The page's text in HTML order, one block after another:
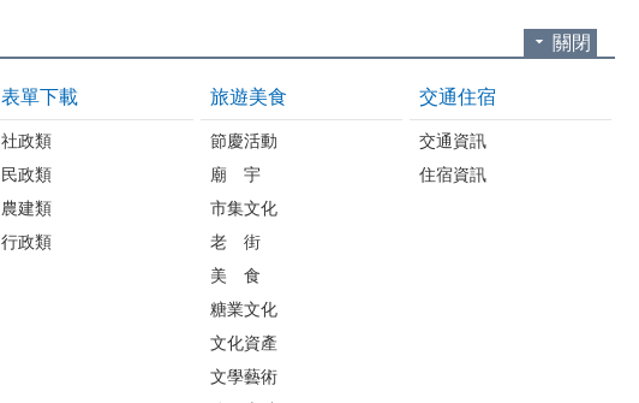
關閉
表單下載
社政類
民政類
農建類
行政類
旅遊美食
節慶活動
廟 宇
市集文化
老 街
美 食
糖業文化
文化資產
文學藝術
交通住宿
交通資訊
住宿資訊